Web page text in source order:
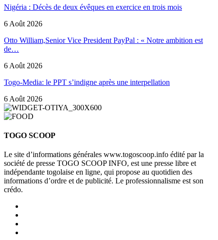
Nigéria : Décès de deux évêques en exercice en trois mois
6 Août 2026
Otto William,Senior Vice President PayPal : « Notre ambition est
de…
6 Août 2026
Togo-Media: le PPT s’indigne après une interpellation
6 Août 2026
TOGO SCOOP
Le site d’informations générales www.togoscoop.info édité par la
société de presse TOGO SCOOP INFO, est une presse libre et
indépendante togolaise en ligne, qui propose au quotidien des
informations d’ordre et de publicité. Le professionnalisme est son
crédo.